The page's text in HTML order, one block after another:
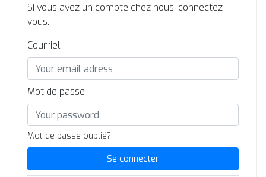
Si vous avez un compte chez nous, connectez-
vous.
Courriel
Mot de passe
Mot de passe oublié?
Se connecter